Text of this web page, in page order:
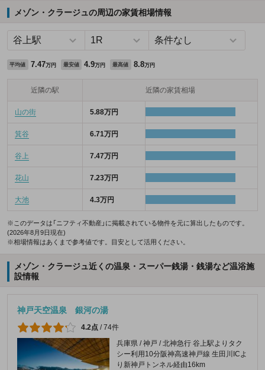
メゾン・クラージュの周辺の家賃相場情報
平均値 7.47万円 最安値 4.9万円 最高値 8.8万円
近隣の駅 近隣の家賃相場
山の街 5.88万円
箕谷 6.71万円
谷上 7.47万円
花山 7.23万円
大池 4.3万円
※このデータは「ニフティ不動産」に掲載されている物件を元に算出したものです。
(2026年8月9日現在)
※相場情報はあくまで参考値です。目安として活用ください。
メゾン・クラージュ近くの温泉・スーパー銭湯・銭湯など温浴施
設情報
神戸天空温泉 銀河の湯
4.2点 /74件
兵庫県 / 神戸 / 北神急行 谷上駅よりタク
シー利用10分阪神高速神戸線 生田川ICよ
り新神戸トンネル経由16km